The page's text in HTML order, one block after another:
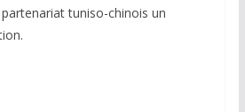
tuniso-chinois un